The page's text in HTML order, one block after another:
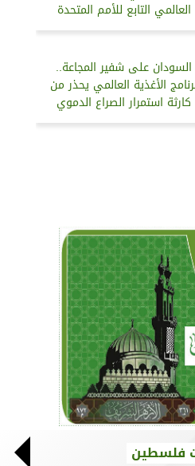
العالمي التابع للأمم المتحدة
السودان على شفير المجاعة..
الأغذية العالمي يحذر من
كارثة استمرار الصراع الدموي
فلسطين